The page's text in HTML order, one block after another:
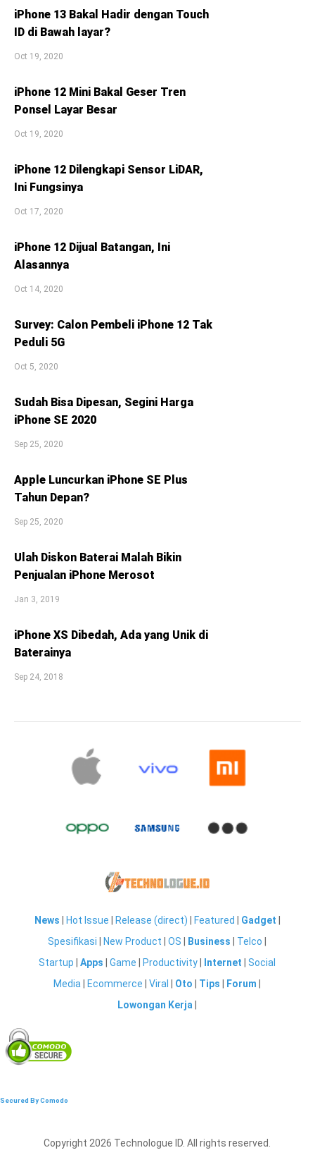
iPhone 13 Bakal Hadir dengan Touch
ID di Bawah layar?
Oct 19, 2020
iPhone 12 Mini Bakal Geser Tren
Ponsel Layar Besar
Oct 19, 2020
iPhone 12 Dilengkapi Sensor LiDAR,
Ini Fungsinya
Oct 17, 2020
iPhone 12 Dijual Batangan, Ini
Alasannya
Oct 14, 2020
Survey: Calon Pembeli iPhone 12 Tak
Peduli 5G
Oct 5, 2020
Sudah Bisa Dipesan, Segini Harga
iPhone SE 2020
Sep 25, 2020
Apple Luncurkan iPhone SE Plus
Tahun Depan?
Sep 25, 2020
Ulah Diskon Baterai Malah Bikin
Penjualan iPhone Merosot
Jan 3, 2019
iPhone XS Dibedah, Ada yang Unik di
Baterainya
Sep 24, 2018
News Hot Issue Release (direct) Featured Gadget
Spesifikasi
New Product |OS Business Telco
Startup |Apps |Game Productivity Internet |Social
Media
Ecommerce |Viral Oto Tips Forum
Lowongan Kerja
Secured By Comodo
Copyright 2026 Technologue ID. All rights reserved.